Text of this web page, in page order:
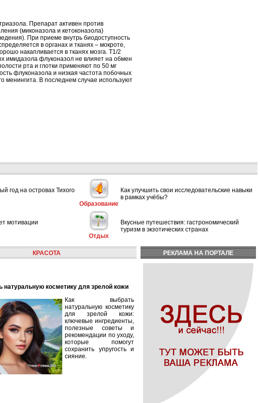
Препарат активен против
(миконазола и кетоконазола)
При приеме внутрь биодоступность
в органах и тканях – мокроте,
накапливается в тканях мозга. Т1/2
имидазола флуконазол не влияет на обмен
рта и глотки применяют по 50 мг
флуконазола и низкая частота побочных
менингита. В последнем случае используют
год на островах Тихого
Образование
Как улучшить свои исследовательские навыки
в рамках учёбы?
мотивации
Отдых
Вкусные путешествия: гастрономический
туризм в экзотических странах
КРАСОТА
натуральную косметику для зрелой кожи
Как выбрать
натуральную косметику
для зрелой кожи:
ключевые ингредиенты,
полезные советы и
рекомендации по уходу,
которые помогут
сохранить упругость и
сияние.
РЕКЛАМА НА ПОРТАЛЕ